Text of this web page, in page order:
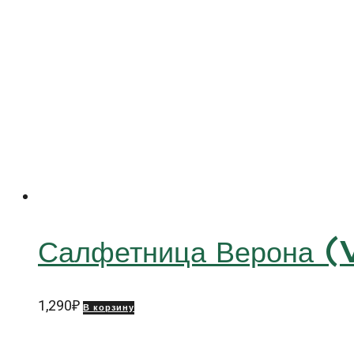
Салфетница
1,290₽ В корзину